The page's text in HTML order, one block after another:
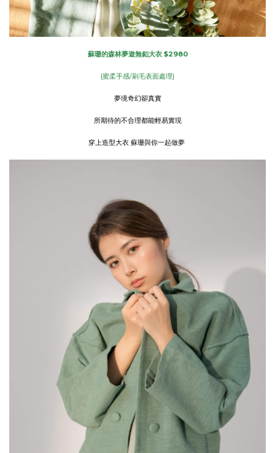
蘇珊的森林夢遊無釦大衣 $2980
{蜜柔手感/刷毛表面處理}
夢境奇幻卻真實
所期待的不合理都能輕易實現
穿上造型大衣 蘇珊與你一起做夢